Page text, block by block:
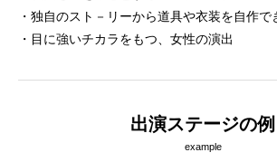
・独自のスト－リーから道具や衣装を自作で
・目に強いチカラをもつ、女性の演出
出演ステージの例
example